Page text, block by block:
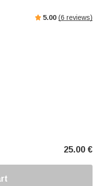
5.00 (6 reviews)
25.00 €